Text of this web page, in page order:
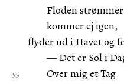
Floden strømmer
kommer ej igen,
flyder ud i Havet og
— Det er Sol i
Over mig et Tag